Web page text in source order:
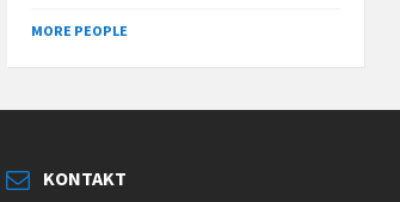
MORE PEOPLE
KONTAKT